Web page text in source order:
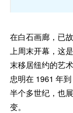
在白石画廊，已
上周末开幕，这
末移居纽约的艺
忠明在 1961 年
半个多世纪，也
变。